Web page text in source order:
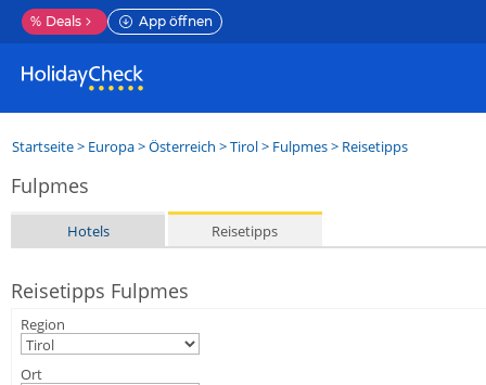
% Deals App öffnen
Startseite> Europa>Österreich >Tirol> Fulpmes> Reisetipps
Fulpmes
Hotels Reisetipps
Reisetipps Fulpmes
Region
Ort